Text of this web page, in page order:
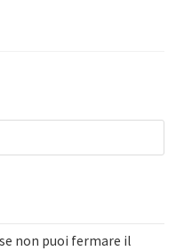
non puoi fermare il